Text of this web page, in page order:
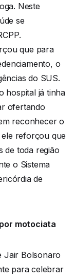
Neste
se
que para
o
do SUS.
hospital já tinha
ofertando
reconhecer o
ele reforçou que
de toda região
o Sistema
de
motociata
Jair Bolsonaro
para celebrar